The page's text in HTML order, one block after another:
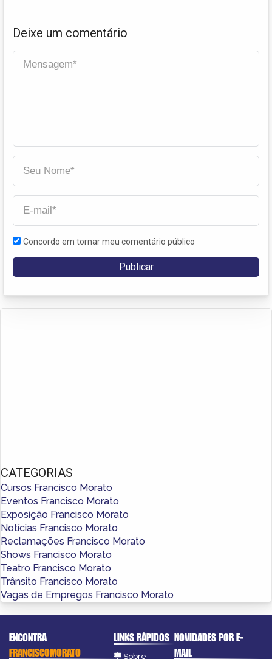
Deixe um comentário
Concordo em tornar meu comentário público
CATEGORIAS
Cursos Francisco Morato
Eventos Francisco Morato
Exposição Francisco Morato
Notícias Francisco Morato
Reclamações Francisco Morato
Shows Francisco Morato
Teatro Francisco Morato
Trânsito Francisco Morato
Vagas de Empregos Francisco Morato
ENCONTRA
FRANCISCOMORATO
LINKS RÁPIDOS
Sobre
NOVIDADES POR E-
MAIL